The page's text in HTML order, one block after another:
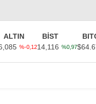
ALTIN
%-0,12
BİST
14,116 %0,97